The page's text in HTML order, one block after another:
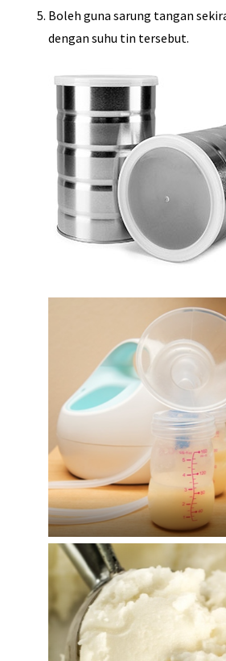
Boleh guna sarung tangan
dengan suhu tin tersebut.